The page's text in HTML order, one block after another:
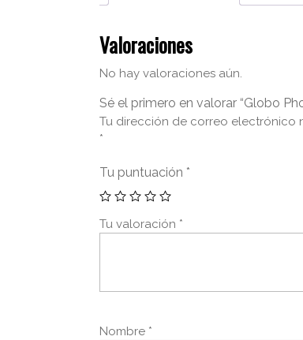
Valoraciones
No hay valoraciones aún.
Sé el primero en valorar “Globo
Tu dirección de correo electrónico
*
Tu puntuación *
Tu valoración *
Nombre *